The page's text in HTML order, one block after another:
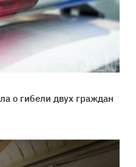
о гибели двух граждан